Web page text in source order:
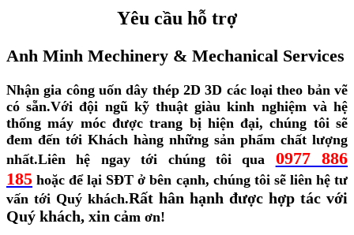
Yêu cầu hỗ trợ
Anh Minh Mechinery & Mechanical Services
Nhận gia công uốn dây thép 2D 3D các loại theo bản vẽ
có sẵn.Với đội ngũ kỹ thuật giàu kinh nghiệm và hệ
thống máy móc được trang bị hiện đại, chúng tôi sẽ
đem đến tới Khách hàng những sản phẩm chất lượng
nhất.Liên hệ ngay tới chúng tôi qua 0977 886
185 hoặc để lại SĐT ở bên cạnh, chúng tôi sẽ liên hệ tư
vấn tới Quý khách.Rất hân hạnh được hợp tác với
Quý khách, xin cảm ơn!